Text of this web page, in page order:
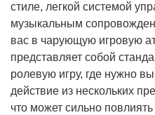
стиле, легкой системой
музыкальным
вас в чарующую игровую
представляет собой
ролевую игру, где нужно
действие из нескольких
что может сильно